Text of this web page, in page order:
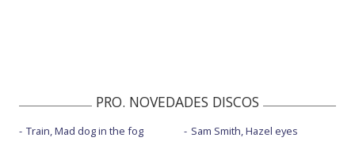
PRO. NOVEDADES DISCOS
Train, Mad dog in the fog
Sam Smith, Hazel eyes